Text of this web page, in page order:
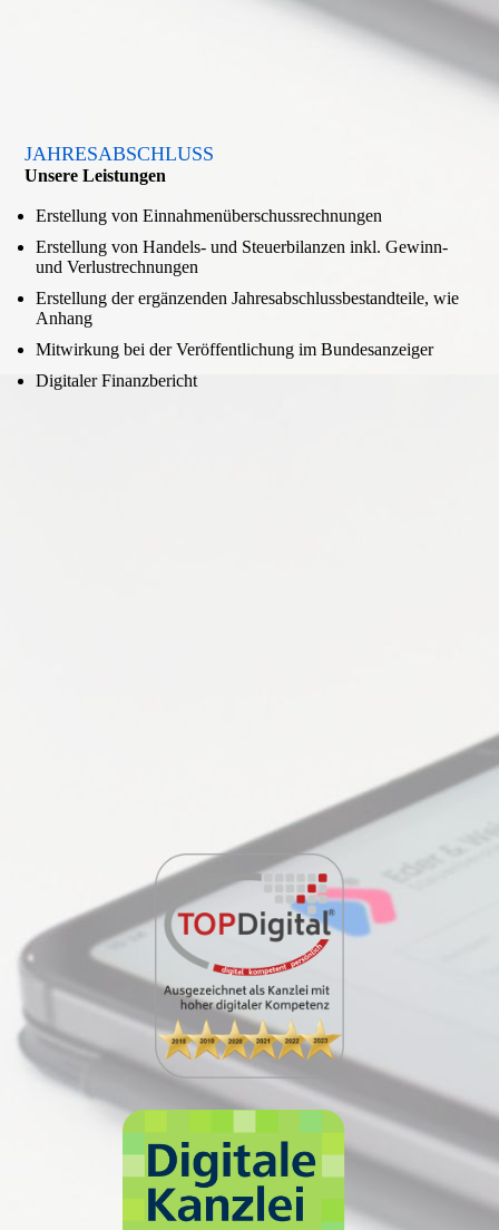
JAHRESABSCHLUSS
Unsere Leistungen
Erstellung von Einnahmenüberschussrechnungen
Erstellung von Handels- und Steuerbilanzen inkl. Gewinn-
und Verlustrechnungen
Erstellung der ergänzenden Jahresabschlussbestandteile, wie
Anhang
Mitwirkung bei der Veröffentlichung im Bundesanzeiger
Digitaler Finanzbericht